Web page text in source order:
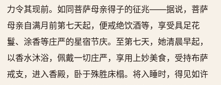
力令其现前。如同菩萨母亲得子的征兆——据说，菩萨
母亲自满月前第七天起，便戒绝饮酒等，享受具足花
鬘、涂香等庄严的星宿节庆。至第七天，她清晨早起，
以香水沐浴，佩戴一切庄严，享用上妙美食，受持布萨
戒支，进入香殿，卧于殊胜床榻。将入睡时，得见如许